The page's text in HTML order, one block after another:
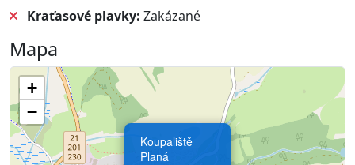
Kraťasové plavky: Zakázané
Mapa
Koupaliště
Planá
+
−